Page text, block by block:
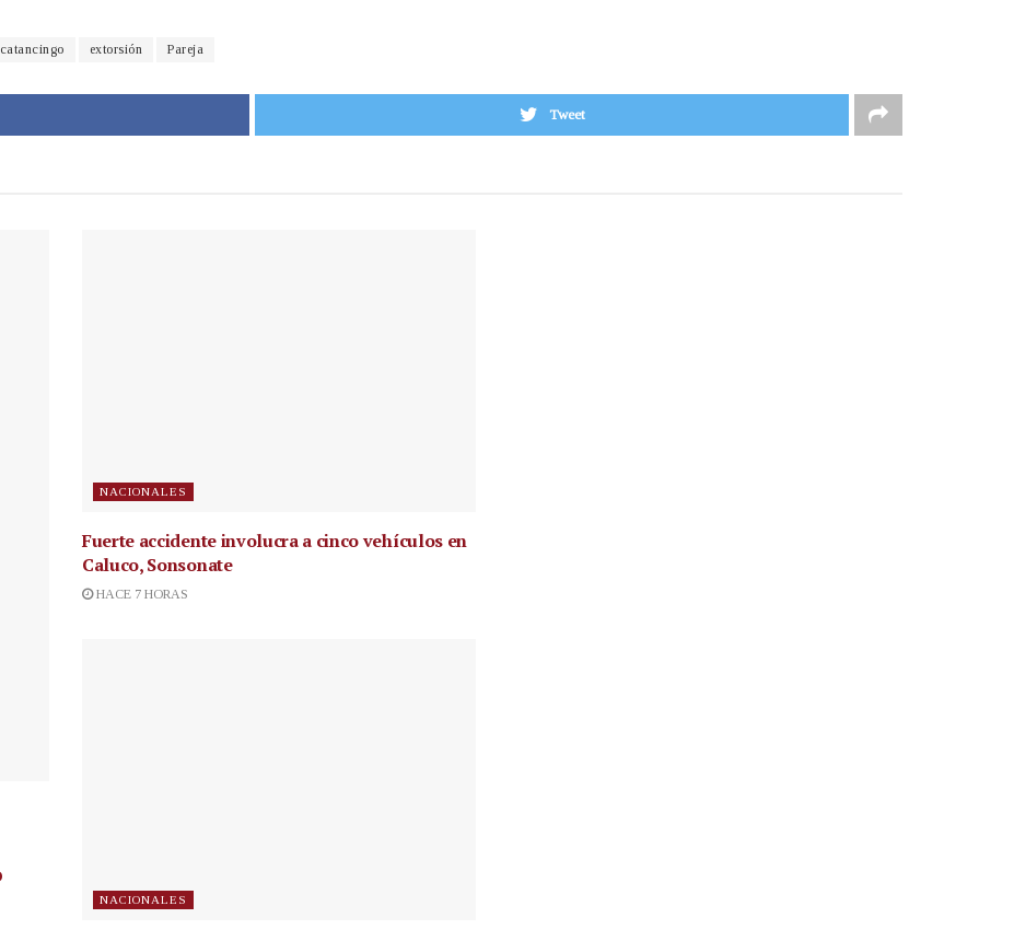
extorsión Pareja
Tweet
NACIONALES
Fuerte accidente involucra a cinco vehículos en
Caluco, Sonsonate
HACE 7 HORAS
NACIONALES